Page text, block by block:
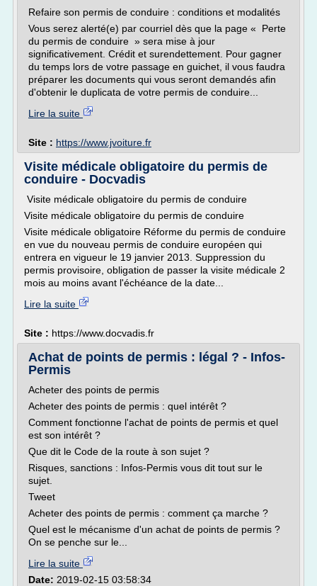
Refaire son permis de conduire : conditions et modalités
Vous serez alerté(e) par courriel dès que la page « Perte
du permis de conduire » sera mise à jour
significativement. Crédit et surendettement. Pour gagner
du temps lors de votre passage en guichet, il vous faudra
préparer les documents qui vous seront demandés afin
d'obtenir le duplicata de votre permis de conduire...
Lire la suite
Site : https://www.jvoiture.fr
Visite médicale obligatoire du permis de
conduire - Docvadis
Visite médicale obligatoire du permis de conduire
Visite médicale obligatoire du permis de conduire
Visite médicale obligatoire Réforme du permis de conduire
en vue du nouveau permis de conduire européen qui
entrera en vigueur le 19 janvier 2013. Suppression du
permis provisoire, obligation de passer la visite médicale 2
mois au moins avant l'échéance de la date...
Lire la suite
Site : https://www.docvadis.fr
Achat de points de permis : légal ? - Infos-
Permis
Acheter des points de permis
Acheter des points de permis : quel intérêt ?
Comment fonctionne l'achat de points de permis et quel
est son intérêt ?
Que dit le Code de la route à son sujet ?
Risques, sanctions : Infos-Permis vous dit tout sur le
sujet.
Tweet
Acheter des points de permis : comment ça marche ?
Quel est le mécanisme d'un achat de points de permis ?
On se penche sur le...
Lire la suite
Date: 2019-02-15 03:58:34